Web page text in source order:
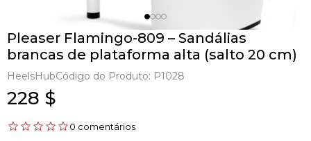
Pleaser Flamingo-809 – Sandálias
brancas de plataforma alta (salto 20 cm)
HeelsHubCódigo do Produto: P1028
228 $
0 comentários